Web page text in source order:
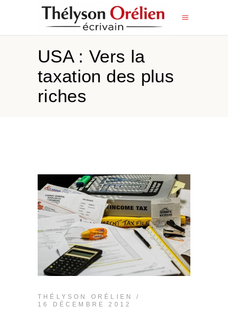
USA : Vers la
taxation des plus
riches
THÉLYSON ORÉLIEN
16 DÉCEMBRE 2012